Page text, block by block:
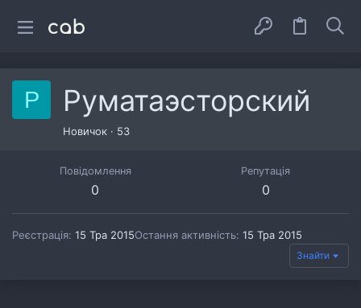
Р Руматаэсторский
Новичок · 53
Повідомлення
0
Репутація
0
Реєстрація 15 Тра 2015Остання активність 15 Тра 2015
Знайти